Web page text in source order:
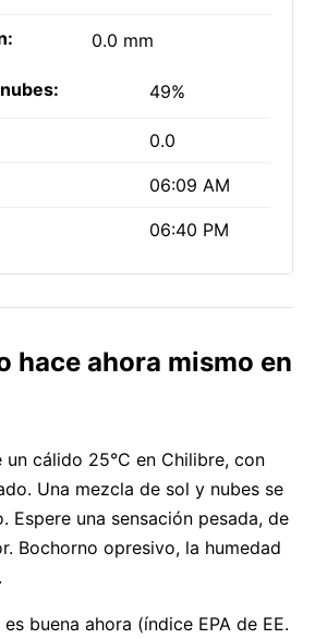
0.0 mm
49%
0.0
06:09 AM
06:40 PM
hace ahora mismo en
un cálido 25°C en Chilibre, con
Una mezcla de sol y nubes se
Espere una sensación pesada, de
Bochorno opresivo, la humedad
buena ahora (índice EPA de EE.